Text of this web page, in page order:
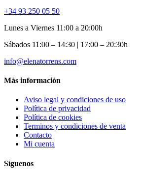
+34 93 250 05 50
Lunes a Viernes 11:00 a 20:00h
Sábados 11:00 – 14:30 | 17:00 – 20:30h
info@elenatorrens.com
Más información
Aviso legal y condiciones de uso
Política de privacidad
Política de cookies
Terminos y condiciones de venta
Contacto
Mi cuenta
Síguenos